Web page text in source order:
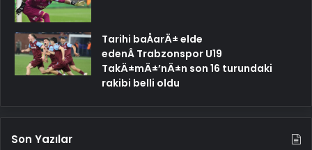
Tarihi baÅarÄ± elde
edenÂ Trabzonspor U19
TakÄ±mÄ±’nÄ±n son 16 turundaki
rakibi belli oldu
Son Yazılar